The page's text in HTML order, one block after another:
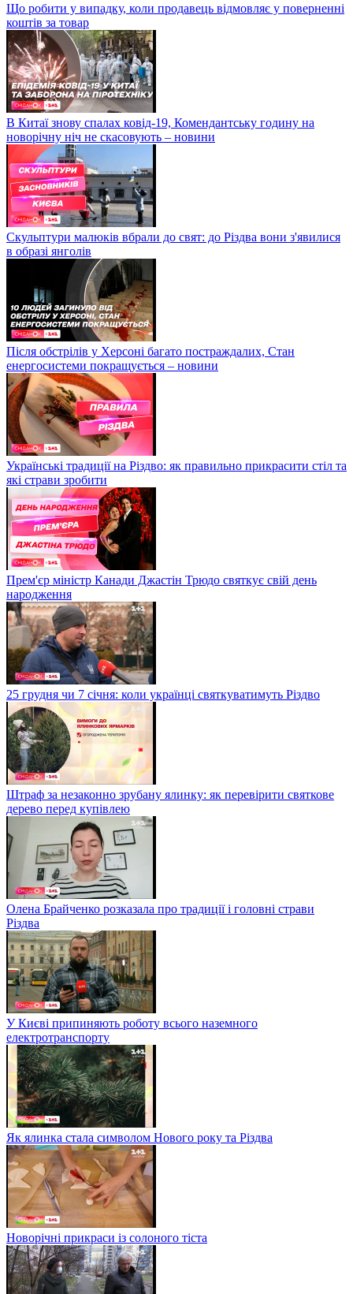
Що робити у випадку, коли продавець відмовляє у поверненні
коштів за товар
В Китаї знову спалах ковід-19, Комендантську годину на
новорічну ніч не скасовують – новини
Скульптури малюків вбрали до свят: до Різдва вони з'явилися
в образі янголів
Після обстрілів у Херсоні багато постраждалих, Стан
енергосистеми покращується – новини
Українські традиції на Різдво: як правильно прикрасити стіл та
які страви зробити
Прем'єр міністр Канади Джастін Трюдо святкує свій день
народження
25 грудня чи 7 січня: коли українці святкуватимуть Різдво
Штраф за незаконно зрубану ялинку: як перевірити святкове
дерево перед купівлею
Олена Брайченко розказала про традиції і головні страви
Різдва
У Києві припиняють роботу всього наземного
електротранспорту
Як ялинка стала символом Нового року та Різдва
Новорічні прикраси із солоного тіста